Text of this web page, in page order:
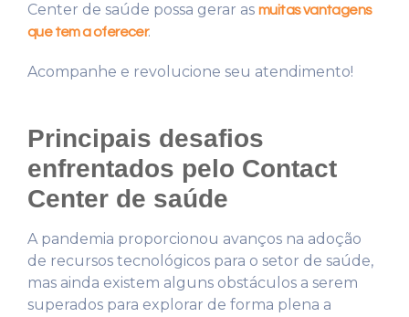
Center de saúde possa gerar as muitas vantagens
que tem a oferecer.
Acompanhe e revolucione seu atendimento!
Principais desafios
enfrentados pelo Contact
Center de saúde
A pandemia proporcionou avanços na adoção
de recursos tecnológicos para o setor de saúde,
mas ainda existem alguns obstáculos a serem
superados para explorar de forma plena a